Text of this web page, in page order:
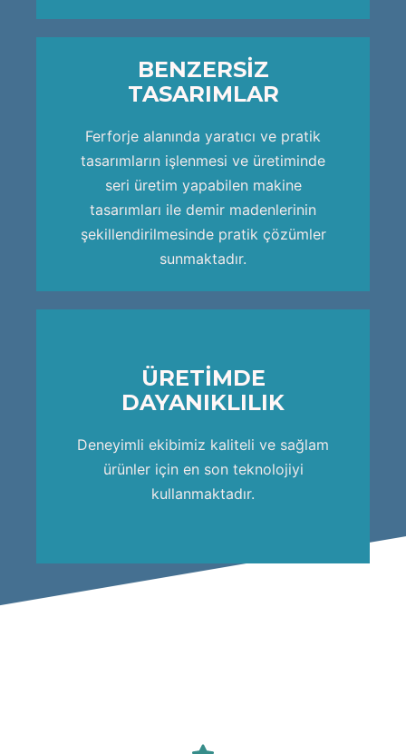
BENZERSİZ
TASARIMLAR
Ferforje alanında yaratıcı ve pratik
tasarımların işlenmesi ve üretiminde
seri üretim yapabilen makine
tasarımları ile demir madenlerinin
şekillendirilmesinde pratik çözümler
sunmaktadır.
HIZLI ÜRETİM
Ham demirin işlenme sürecini uzman
ekip kadrosu ile ortaya koymaktadır.
ÜRETİMDE
DAYANIKLILIK
Deneyimli ekibimiz kaliteli ve sağlam
ürünler için en son teknolojiyi
kullanmaktadır.
HIZLI ÜRETİM
ekip kadrosu ile ortaya koymaktadır.